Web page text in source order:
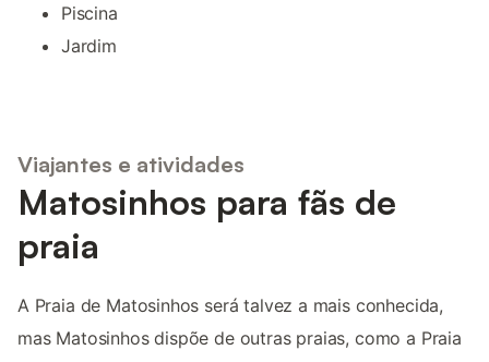
Piscina
Jardim
Viajantes e atividades
Matosinhos para fãs de
praia
A Praia de Matosinhos será talvez a mais conhecida,
mas Matosinhos dispõe de outras praias, como a Praia